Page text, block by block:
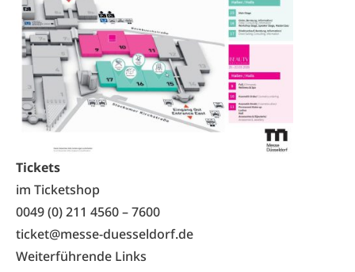
Tickets
im Ticketshop
0049 (0) 211 4560 – 7600
ticket@messe-duesseldorf.de
Weiterführende Links